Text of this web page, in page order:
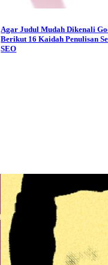
Agar Judul Mudah Dikenali
Berikut 16 Kaidah Penulisan
SEO